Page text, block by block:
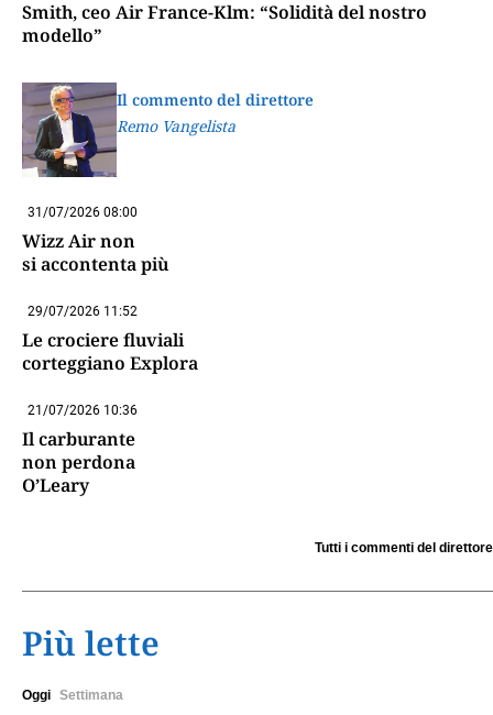
Smith, ceo Air France-Klm: “Solidità del nostro
modello”
Il commento del direttore
Remo Vangelista
31/07/2026 08:00
Wizz Air non
si accontenta più
29/07/2026 11:52
Le crociere fluviali
corteggiano Explora
21/07/2026 10:36
Il carburante
non perdona
O’Leary
Tutti i commenti del direttore
Più lette
Oggi Settimana